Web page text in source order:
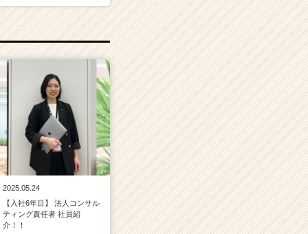
2025.05.24
【入社6年目】 法人コンサル
ティング責任者 社員紹
介！！